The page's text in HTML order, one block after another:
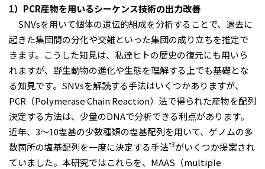
1）PCR産物を用いるシーケンス技術の出力改善
SNVsを用いて個体の遺伝的組成を分析することで、過去に
起きた集団間の分化や交雑といった集団の成り立ちを推定で
きます。こうした知見は、私達ヒトの歴史の復元にも用いら
れますが、野生動物の進化や生態を理解する上でも基礎とな
る知見です。SNVsを解読する手法はいくつかありますが、
PCR（Polymerase Chain Reaction）法で得られた産物を配列
決定する方法は、少量のDNAで分析できる利点があります。
近年、3～10塩基の少数種類の塩基配列を用いて、ゲノムの多
数箇所の塩基配列を一度に決定する手法*3がいくつか提案され
ていました。本研究ではこれらを、MAAS（multiple